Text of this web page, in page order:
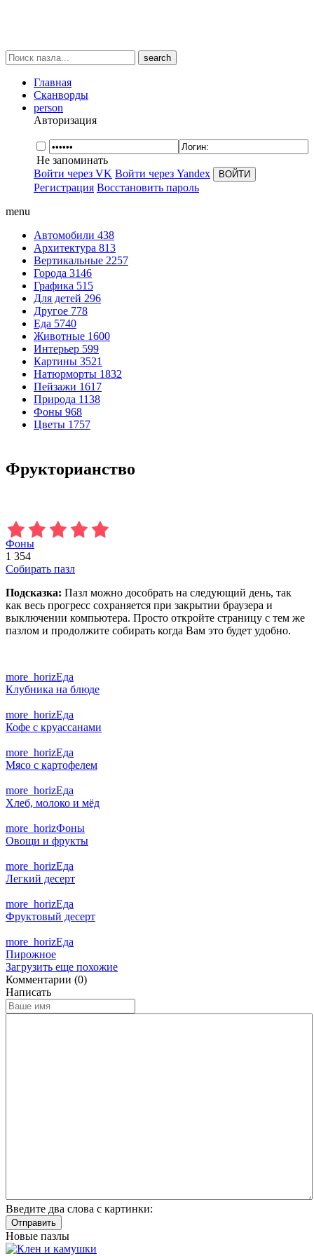
search
Главная
Сканворды
person
Авторизация
Не запоминать
Войти через VK Войти через Yandex
Регистрация Восстановить пароль
menu
Автомобили 438
Архитектура 813
Вертикальные 2257
Города 3146
Графика 515
Для детей 296
Другое 778
Еда 5740
Животные 1600
Интерьер 599
Картины 3521
Натюрморты 1832
Пейзажи 1617
Природа 1138
Фоны 968
Цветы 1757
Фрукторианство
Фоны
1 354
Собирать пазл
Подсказка: Пазл можно дособрать на следующий день, так
как весь прогресс сохраняется при закрытии браузера и
выключении компьютера. Просто откройте страницу с тем же
пазлом и продолжите собирать когда Вам это будет удобно.
more_horizЕда
Клубника на блюде
more_horizЕда
Кофе с круассанами
more_horizЕда
Мясо с картофелем
more_horizЕда
Хлеб, молоко и мёд
more_horizФоны
Овощи и фрукты
more_horizЕда
Легкий десерт
more_horizЕда
Фруктовый десерт
more_horizЕда
Пирожное
Загрузить еще похожие
Комментарии (0)
Написать
Введите два слова с картинки:
Отправить
Новые пазлы